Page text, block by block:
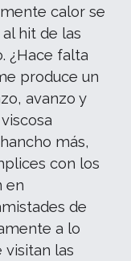
calor se
hit de las
¿Hace falta
produce un
avanzo y
más,
con los
en
de
a lo
visitan las